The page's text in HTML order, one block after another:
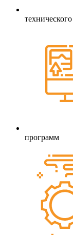
программ